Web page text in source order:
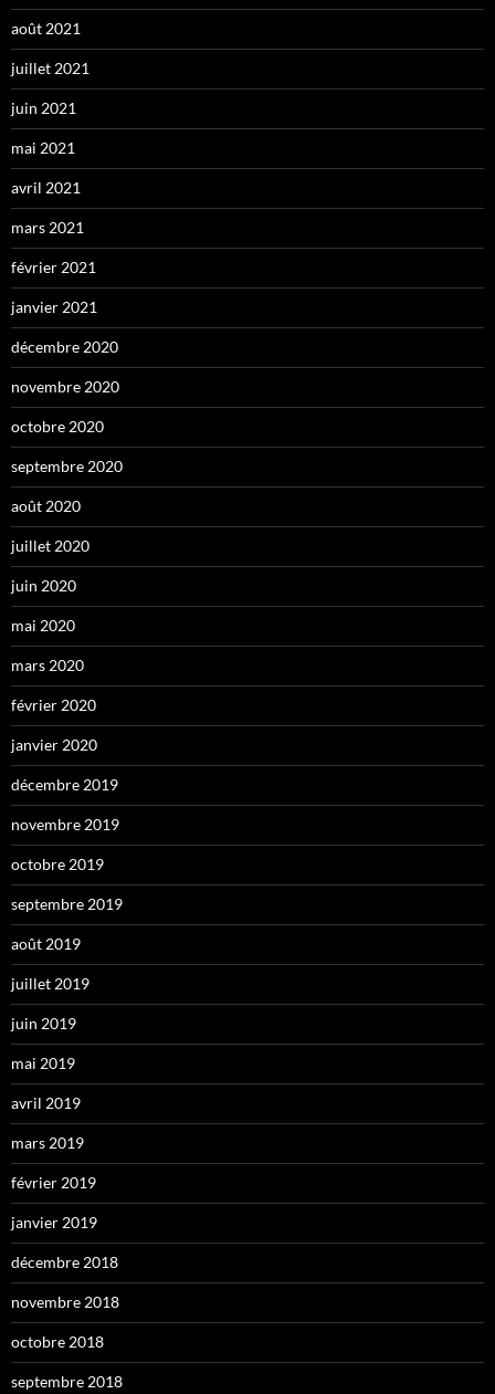
août 2021
juillet 2021
juin 2021
mai 2021
avril 2021
mars 2021
février 2021
janvier 2021
décembre 2020
novembre 2020
octobre 2020
septembre 2020
août 2020
juillet 2020
juin 2020
mai 2020
mars 2020
février 2020
janvier 2020
décembre 2019
novembre 2019
octobre 2019
septembre 2019
août 2019
juillet 2019
juin 2019
mai 2019
avril 2019
mars 2019
février 2019
janvier 2019
décembre 2018
novembre 2018
octobre 2018
septembre 2018